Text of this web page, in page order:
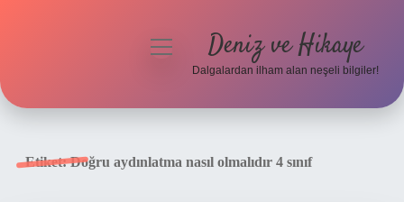
menüyü
Deniz ve Hikaye
Dalgalardan ilham alan neşeli bilgiler!
Etiket:Doğru aydınlatma nasıl olmalıdır 4 sınıf